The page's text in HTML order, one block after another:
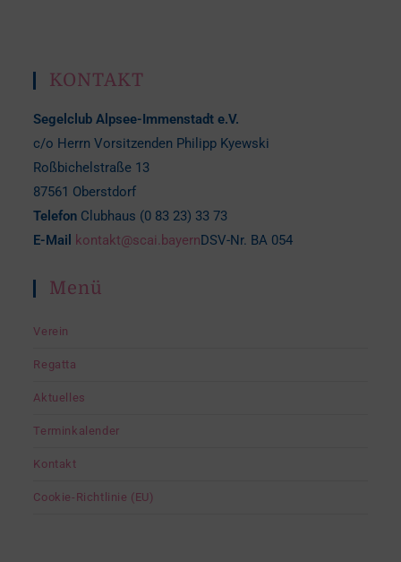
KONTAKT
Segelclub Alpsee-Immenstadt e.V.
c/o Herrn Vorsitzenden Philipp Kyewski
Roßbichelstraße 13
87561 Oberstdorf
Telefon Clubhaus (0 83 23) 33 73
E-Mail
kontakt@scai.bayernDSV-Nr. BA 054
Menü
Verein
Regatta
Aktuelles
Terminkalender
Kontakt
Cookie-Richtlinie (EU)